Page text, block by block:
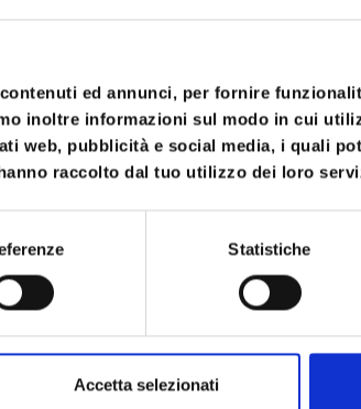
ed annunci, per fornire
inoltre informazioni sul modo in cui
web, pubblicità e social media, i quali
raccolto dal tuo utilizzo dei loro
Statistiche
Accetta selezionati
del Workshop
Entro il 25 settembre
PARTECIPANTI: